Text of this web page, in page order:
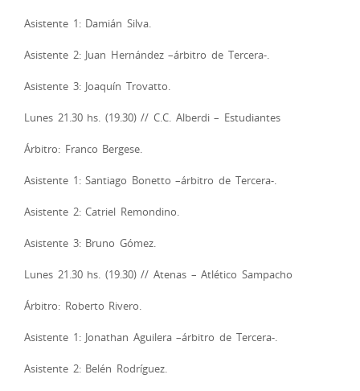
Asistente 1: Damián Silva.
Asistente 2: Juan Hernández –árbitro de Tercera-.
Asistente 3: Joaquín Trovatto.
Lunes 21.30 hs. (19.30) // C.C. Alberdi – Estudiantes
Árbitro: Franco Bergese.
Asistente 1: Santiago Bonetto –árbitro de Tercera-.
Asistente 2: Catriel Remondino.
Asistente 3: Bruno Gómez.
Lunes 21.30 hs. (19.30) // Atenas – Atlético Sampacho
Árbitro: Roberto Rivero.
Asistente 1: Jonathan Aguilera –árbitro de Tercera-.
Asistente 2: Belén Rodríguez.